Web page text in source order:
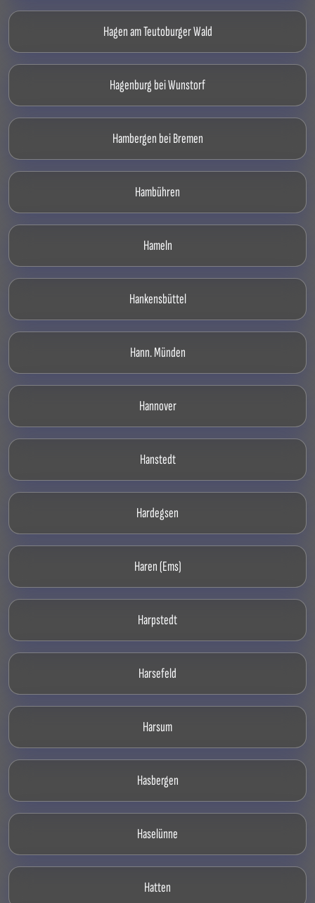
Hagen am Teutoburger Wald
Hagenburg bei Wunstorf
Hambergen bei Bremen
Hambühren
Hameln
Hankensbüttel
Hann. Münden
Hannover
Hanstedt
Hardegsen
Haren (Ems)
Harpstedt
Harsefeld
Harsum
Hasbergen
Haselünne
Hatten